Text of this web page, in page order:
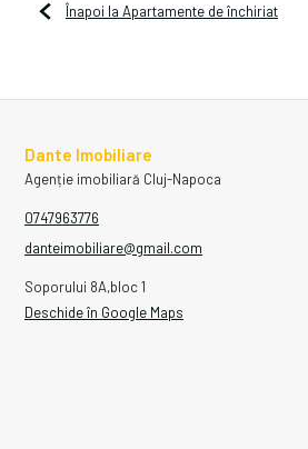
Înapoi la Apartamente de închiriat
Dante Imobiliare
Agenție imobiliară Cluj-Napoca
0747963776
danteimobiliare@gmail.com
Soporului 8A,bloc 1
Deschide în Google Maps